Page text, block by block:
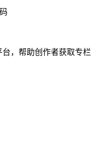
，帮助创作者获取专栏